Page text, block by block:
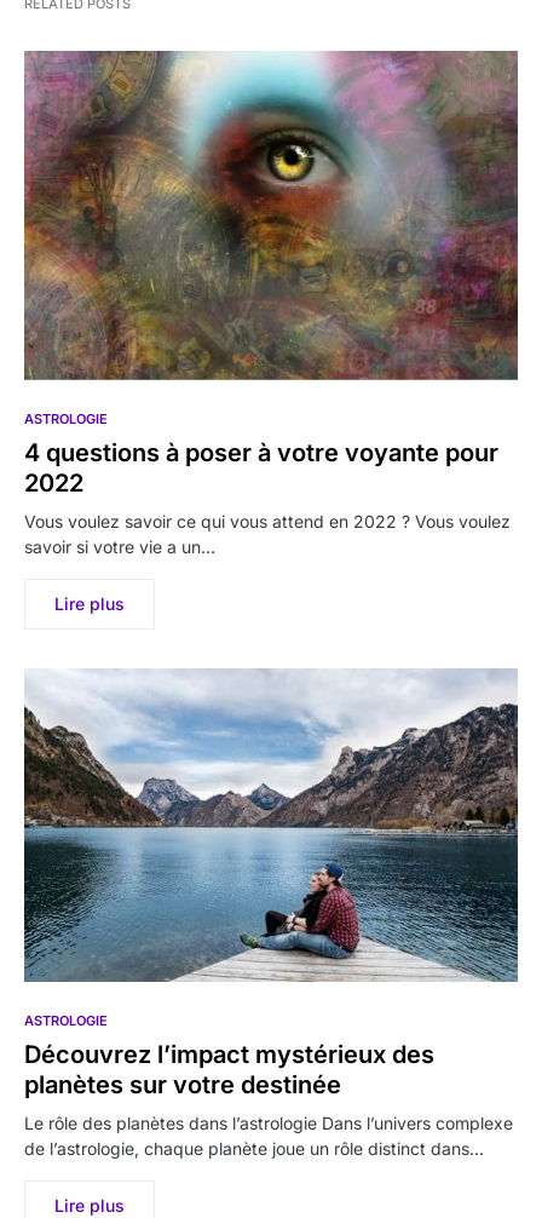
ASTROLOGIE
4 questions à poser à votre voyante pour
2022
Vous voulez savoir ce qui vous attend en 2022 ? Vous voulez
savoir si votre vie a un…
Lire plus
ASTROLOGIE
Découvrez l’impact mystérieux des
planètes sur votre destinée
Le rôle des planètes dans l’astrologie Dans l’univers complexe
de l’astrologie, chaque planète joue un rôle distinct dans…
Lire plus